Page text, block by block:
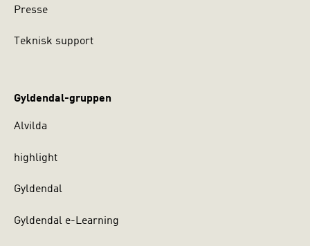
Presse
Teknisk support
Gyldendal-gruppen
Alvilda
highlight
Gyldendal
Gyldendal e-Learning